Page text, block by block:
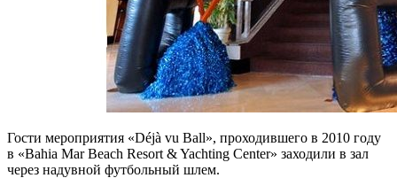
Гости мероприятия «Déjà vu Ball», проходившего в 2010 году
в «Bahia Mar Beach Resort & Yachting Center» заходили в зал
через надувной футбольный шлем.